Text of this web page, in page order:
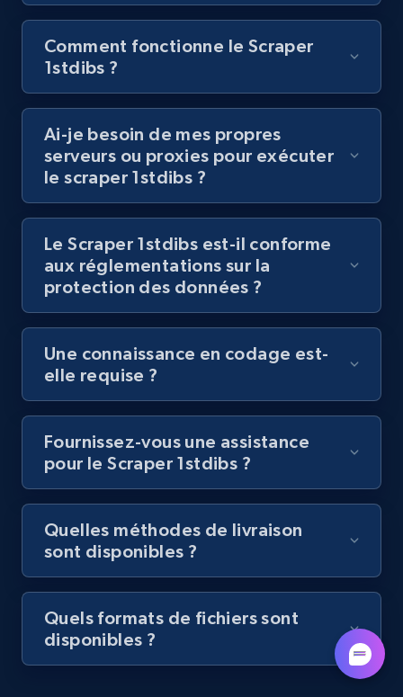
Youtube - Videos posts - Discovery records
URL, Title, Youtuber, Youtuber md5, Video url,
Video length, Likes, Views, and more.
Youtube - Videos posts - Discovery videos
Video length, Likes, Views, and more.
8.1K+ 716+ Essai gratuit
Amazon Reviews
URL, Product name, Product rating, Product
rating object, Product rating max, Rating,
Author name, Asin, and more.
7.4K+ 871+ Essai gratuit
Comment fonctionne le Scraper
1stdibs ?
Ai-je besoin de mes propres
serveurs ou proxies pour exécuter
le scraper 1stdibs ?
Le Scraper 1stdibs est-il conforme
aux réglementations sur la
protection des données ?
Une connaissance en codage est-
elle requise ?
Fournissez-vous une assistance
pour le Scraper 1stdibs ?
Quelles méthodes de livraison
sont disponibles ?
Quels formats de fichiers sont
disponibles ?